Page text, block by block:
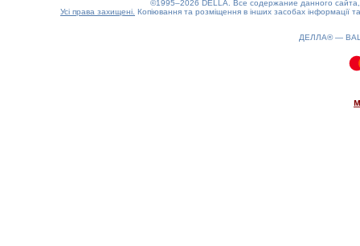
©1995–2026 DELLA. Все содержание данного
Усі права захищені. Копіювання та розміщення в інших засобах інформації
ДЕЛЛА® —